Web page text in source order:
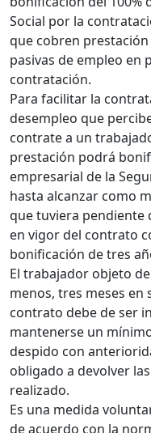
Social por la
que cobren
pasivas de empleo en
contratación.
Para facilitar la
desempleo que
contrate a un
prestación podrá
empresarial de la
hasta alcanzar como
que tuviera pendiente
en vigor del contrato
bonificación de tres
El trabajador objeto
menos, tres meses en
contrato debe de ser
mantenerse un
despido con
obligado a devolver
realizado.
Es una medida
de acuerdo con la